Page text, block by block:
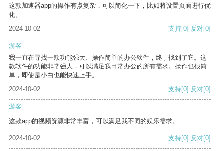
这款加速器app的操作有点复杂，可以简化一下，比如将设置页面进行优
化。
2024-10-02
支持[0] 反对[0]
游客
我一直在寻找一款功能强大、操作简单的办公软件，终于找到了它。这
款软件的功能非常强大，可以满足我日常办公的所有需求。操作也很简
单，即使是小白也能快速上手。
2024-10-02
支持[0] 反对[0]
游客
这款app的视频资源非常丰富，可以满足我不同的娱乐需求。
2024-10-02 支持[0] 反对[0]